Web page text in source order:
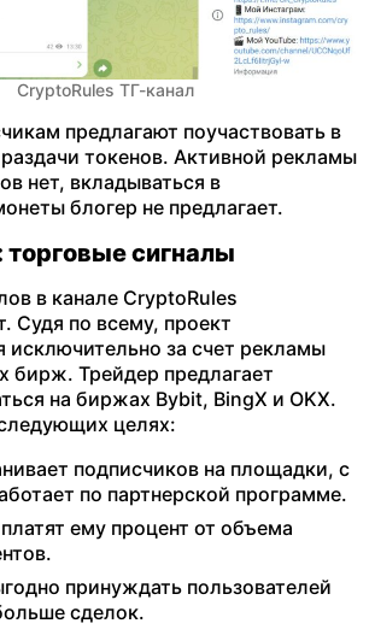
CryptoRules ТГ-канал
предлагают поучаствовать в
токенов. Активной рекламы
нет, вкладываться в
блогер не предлагает.
сигналы
в канале CryptoRules
Судя по всему, проект
исключительно за счет рекламы
бирж. Трейдер предлагает
на биржах Bybit, BingX и OKX.
целях:
подписчиков на площадки, с
по партнерской программе.
ему процент от объема
принуждать пользователей
сделок.